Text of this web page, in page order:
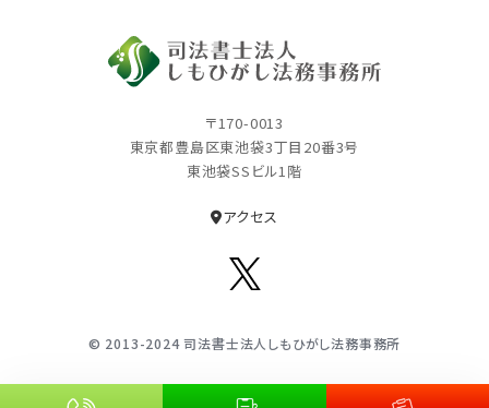
〒170-0013
東京都豊島区東池袋3丁⽬20番3号
東池袋SSビル1階
アクセス
© 2013-2024 司法書⼠法⼈しもひがし法務事務所